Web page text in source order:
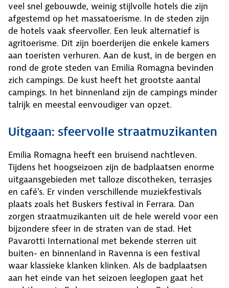
veel snel gebouwde, weinig stijlvolle hotels die zijn
afgestemd op het massatoerisme. In de steden zijn
de hotels vaak sfeervoller. Een leuk alternatief is
agritoerisme. Dit zijn boerderijen die enkele kamers
aan toeristen verhuren. Aan de kust, in de bergen en
rond de grote steden van Emilia Romagna bevinden
zich campings. De kust heeft het grootste aantal
campings. In het binnenland zijn de campings minder
talrijk en meestal eenvoudiger van opzet.
Uitgaan: sfeervolle straatmuzikanten
Emilia Romagna heeft een bruisend nachtleven.
Tijdens het hoogseizoen zijn de badplaatsen enorme
uitgaansgebieden met talloze discotheken, terrasjes
en café's. Er vinden verschillende muziekfestivals
plaats zoals het Buskers festival in Ferrara. Dan
zorgen straatmuzikanten uit de hele wereld voor een
bijzondere sfeer in de straten van de stad. Het
Pavarotti International met bekende sterren uit
buiten- en binnenland in Ravenna is een festival
waar klassieke klanken klinken. Als de badplaatsen
aan het einde van het seizoen leeglopen gaat het